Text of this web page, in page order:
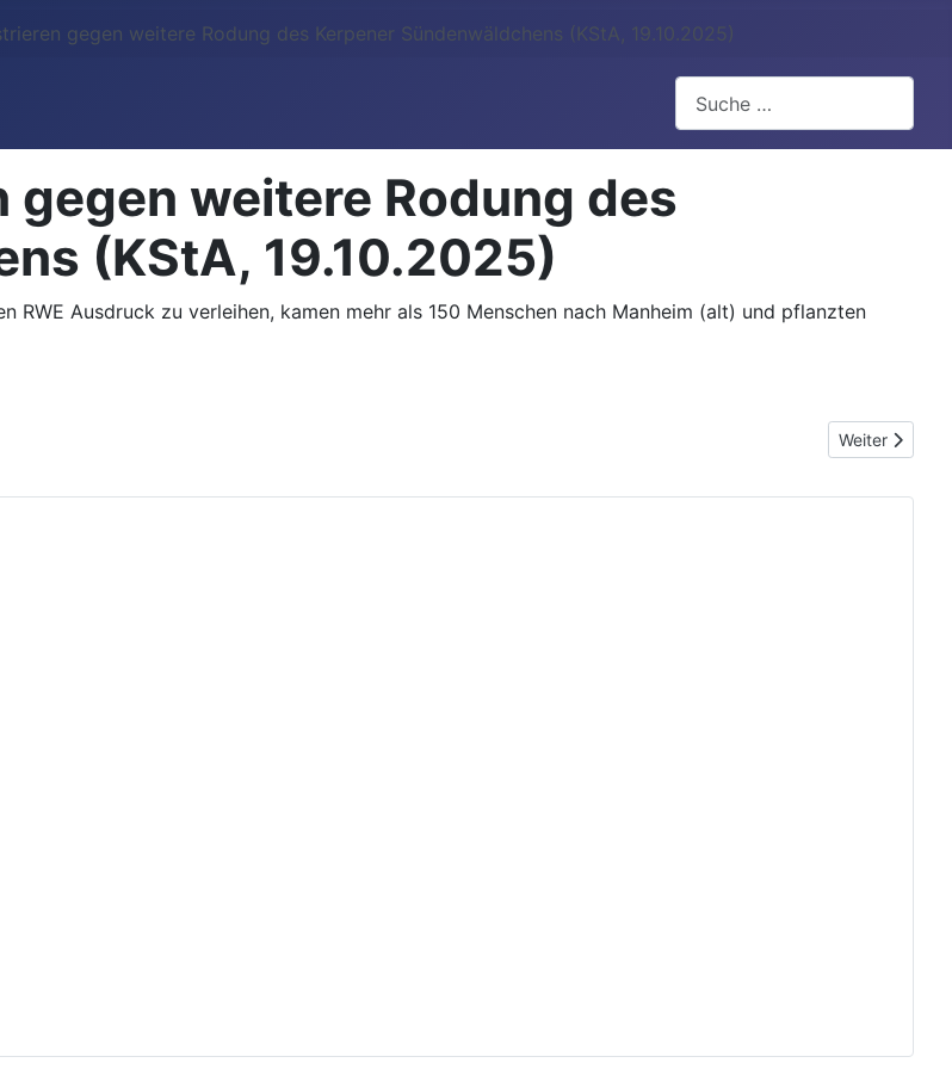
gegen weitere Rodung des Kerpener Sündenwäldchens (KStA, 19.10.2025)
weitere Rodung des
(KStA, 19.10.2025)
Ausdruck zu verleihen, kamen mehr als 150 Menschen nach Manheim (alt) und pflanzten
zahlen (WDR, 24.10.2025) Nächster
Weiter